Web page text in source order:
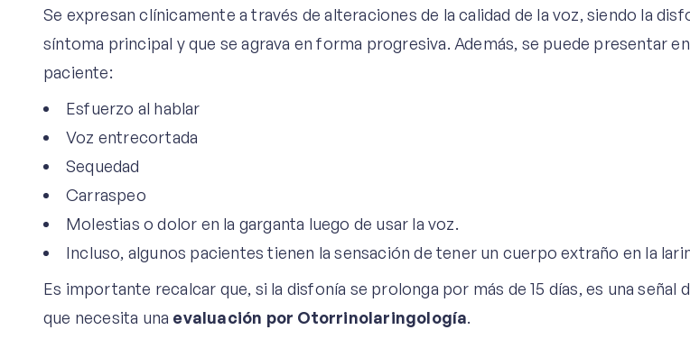
Se expresan clínicamente a través de alteraciones de la calidad de la voz, siendo la
síntoma principal y que se agrava en forma progresiva. Además, se puede presentar
paciente:
Esfuerzo al hablar
Voz entrecortada
Sequedad
Carraspeo
Molestias o dolor en la garganta luego de usar la voz.
Incluso, algunos pacientes tienen la sensación de tener un cuerpo extraño en la
Es importante recalcar que, si la disfonía se prolonga por más de 15 días, es una señal
que necesita una evaluación por Otorrinolaringología.